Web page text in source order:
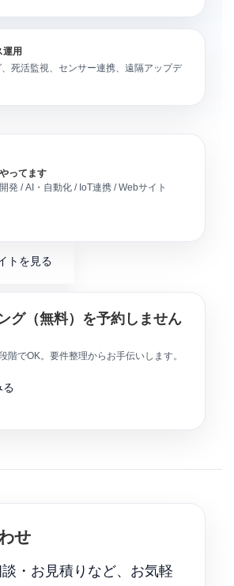
用
死活監視、センサー連携、遠隔アップデ
ってます
発 / AI・自動化 / IoT連携 / Webサイト
トを見る
グ（無料）を予約しません
階でOK。要件整理からお手伝いします。
る
せ
・お見積りなど、お気軽